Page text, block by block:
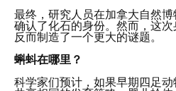
最终，研究人员在加拿大自然
确认了化石的身份。然而，这次
反而制造了一个更大的谜题。
蝌蚪在哪里？
科学家们预计，如果早期四足